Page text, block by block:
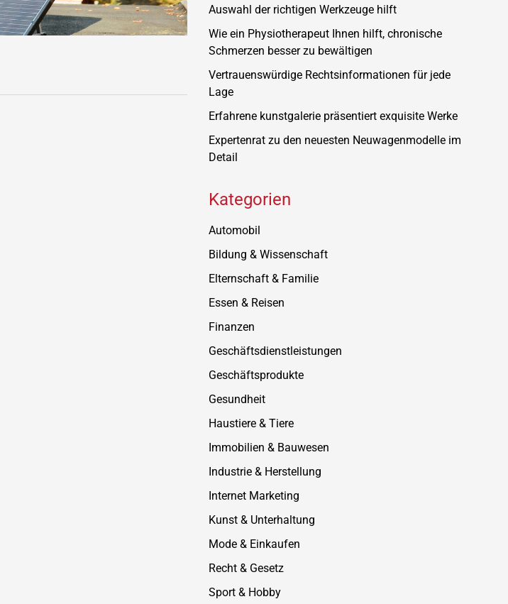
Auswahl der richtigen Werkzeuge hilft
Wie ein Physiotherapeut Ihnen hilft, chronische
Schmerzen besser zu bewältigen
Vertrauenswürdige Rechtsinformationen für jede
Lage
Erfahrene kunstgalerie präsentiert exquisite Werke
Expertenrat zu den neuesten Neuwagenmodelle im
Detail
Kategorien
Automobil
Bildung & Wissenschaft
Elternschaft & Familie
Essen & Reisen
Finanzen
Geschäftsdienstleistungen
Geschäftsprodukte
Gesundheit
Haustiere & Tiere
Immobilien & Bauwesen
Industrie & Herstellung
Internet Marketing
Kunst & Unterhaltung
Mode & Einkaufen
Recht & Gesetz
Sport & Hobby